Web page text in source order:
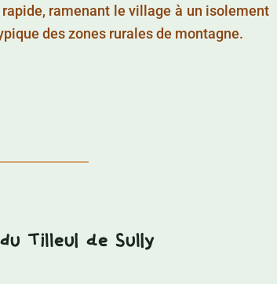
ramenant le village à un isolement
des zones rurales de montagne.
Tilleul de Sully